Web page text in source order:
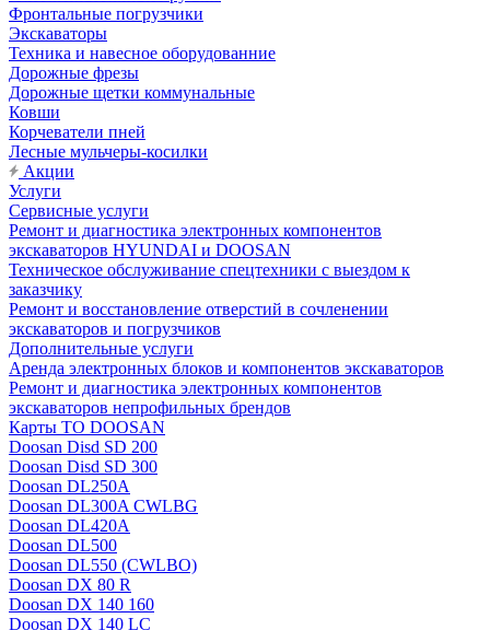
Фронтальные погрузчики
Экскаваторы
Техника и навесное оборудованние
Дорожные фрезы
Дорожные щетки коммунальные
Ковши
Корчеватели пней
Лесные мульчеры-косилки
Акции
Услуги
Сервисные услуги
Ремонт и диагностика электронных компонентов
экскаваторов HYUNDAI и DOOSAN
Техническое обслуживание спецтехники с выездом к
заказчику
Ремонт и восстановление отверстий в сочленении
экскаваторов и погрузчиков
Дополнительные услуги
Аренда электронных блоков и компонентов экскаваторов
Ремонт и диагностика электронных компонентов
экскаваторов непрофильных брендов
Карты ТО DOOSAN
Doosan Disd SD 200
Doosan Disd SD 300
Doosan DL250A
Doosan DL300A CWLBG
Doosan DL420A
Doosan DL500
Doosan DL550 (CWLBO)
Doosan DX 80 R
Doosan DX 140 160
Doosan DX 140 LC